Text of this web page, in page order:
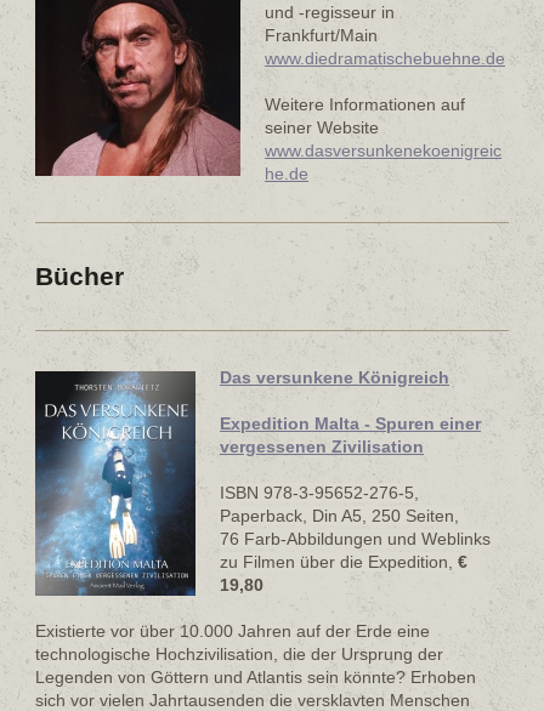
und -regisseur in
Frankfurt/Main
www.diedramatischebuehne.de
Weitere Informationen auf
seiner Website
www.dasversunkenekoenigreic
he.de
Bücher
Das versunkene Königreich
Expedition Malta - Spuren einer
vergessenen Zivilisation
ISBN 978-3-95652-276-5,
Paperback, Din A5, 250 Seiten,
76 Farb-Abbildungen und Weblinks
zu Filmen über die Expedition, €
19,80
Existierte vor über 10.000 Jahren auf der Erde eine
technologische Hochzivilisation, die der Ursprung der
Legenden von Göttern und Atlantis sein könnte? Erhoben
sich vor vielen Jahrtausenden die versklavten Menschen